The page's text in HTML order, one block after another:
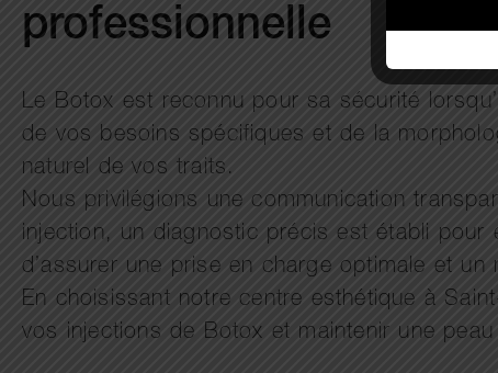
professionnelle
Le Botox est reconnu pour sa sécurité
de vos besoins spécifiques et de la
naturel de vos traits.
Nous privilégions une communication
injection, un diagnostic précis est établi
d’assurer une prise en charge optimale et un
En choisissant notre centre esthétique à
vos injections de Botox et maintenir une peau